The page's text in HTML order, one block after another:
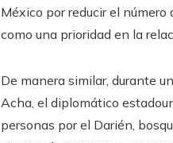
México por reducir el
como una prioridad en la
De manera similar, durante
Acha, el diplomático
personas por el Darién,